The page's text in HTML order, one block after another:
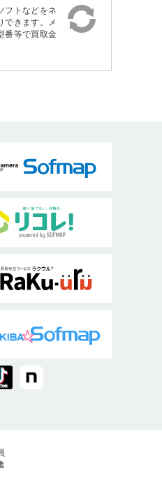
フトなどをネ
できます。メ
番等で買取金